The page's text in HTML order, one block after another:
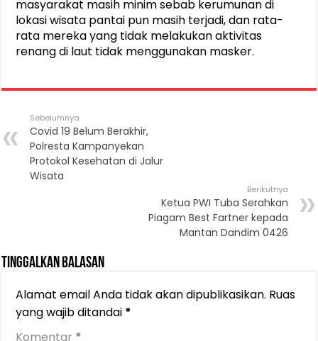
masyarakat masih minim sebab kerumunan di
lokasi wisata pantai pun masih terjadi, dan rata-
rata mereka yang tidak melakukan aktivitas
renang di laut tidak menggunakan masker.
Sebelumnya
Covid 19 Belum Berakhir,
Polresta Kampanyekan
Protokol Kesehatan di Jalur
Wisata
Berikutnya
Ketua PWI Tuba Serahkan
Piagam Best Fartner kepada
Mantan Dandim 0426
Tinggalkan Balasan
Alamat email Anda tidak akan dipublikasikan. Ruas
yang wajib ditandai *
Komentar *